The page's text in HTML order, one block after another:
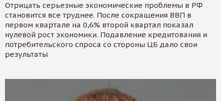
Отрицать серьезные экономические проблемы в РФ
становится все труднее. После сокращения ВВП в
первом квартале на 0,6% второй квартал показал
нулевой рост экономики. Подавление кредитования и
потребительского спроса со стороны ЦБ дало свои
результаты